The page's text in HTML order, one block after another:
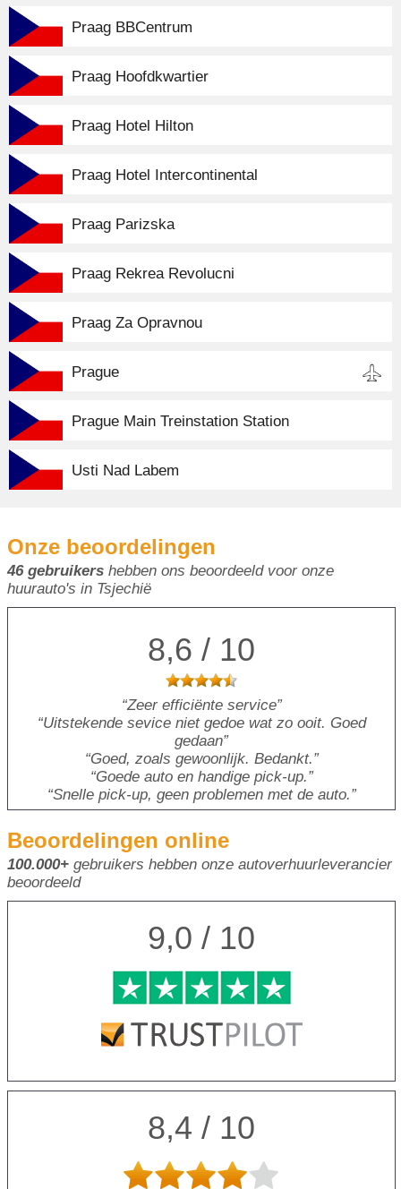
Praag BBCentrum
Praag Hoofdkwartier
Praag Hotel Hilton
Praag Hotel Intercontinental
Praag Parizska
Praag Rekrea Revolucni
Praag Za Opravnou
Prague
Prague Main Treinstation Station
Usti Nad Labem
Onze beoordelingen
46 gebruikers hebben ons beoordeeld voor onze
huurauto's in Tsjechië
8,6 / 10
Zeer efficiënte service
Uitstekende sevice niet gedoe wat zo ooit. Goed
gedaan
Goed, zoals gewoonlijk. Bedankt.
Goede auto en handige pick-up.
Snelle pick-up, geen problemen met de auto.
Beoordelingen online
100.000+ gebruikers hebben onze autoverhuurleverancier
beoordeeld
9,0 / 10
8,4 / 10